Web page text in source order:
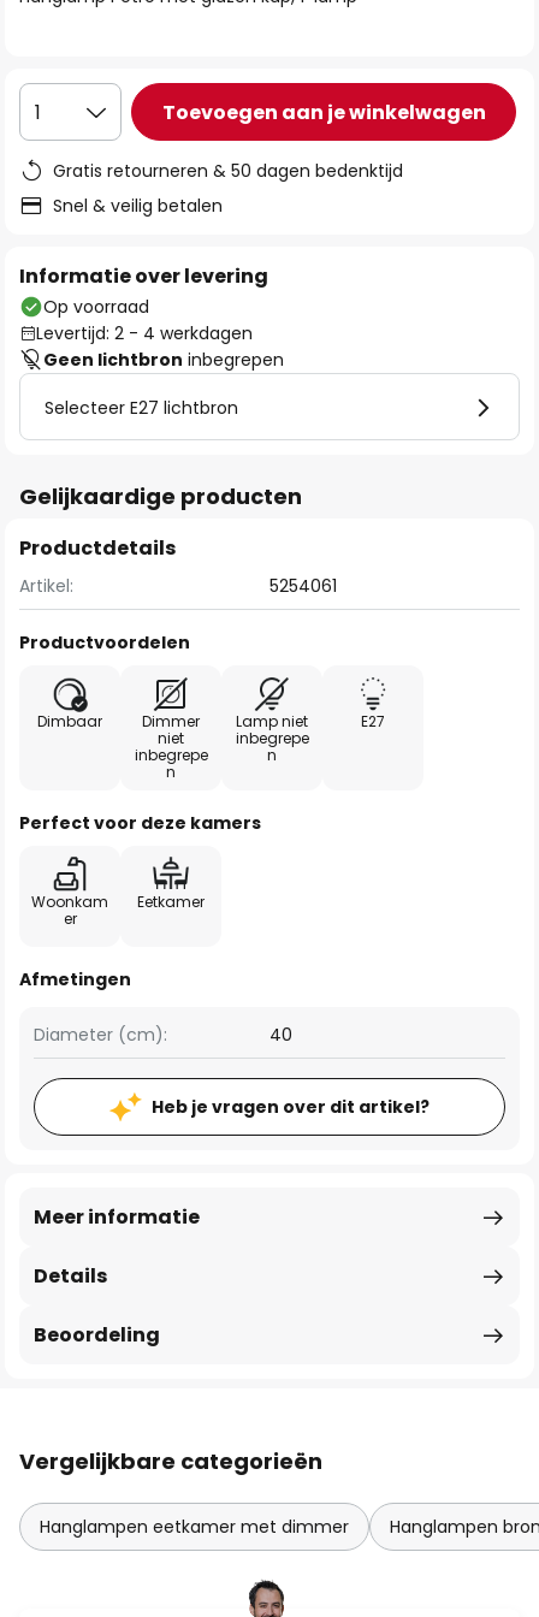
1 Toevoegen aan je winkelwagen
Gratis retourneren & 50 dagen bedenktijd
Snel & veilig betalen
Informatie over levering
Op voorraad
Levertijd: 2 - 4 werkdagen
Geen lichtbron inbegrepen
Selecteer E27 lichtbron
Gelijkaardige producten
Productdetails
Artikel: 5254061
Productvoordelen
Dimbaar
Dimmer
niet
inbegrepe
n
Lamp niet
inbegrepe
n
E27
Perfect voor deze kamers
Woonkam
er
Eetkamer
Afmetingen
Diameter (cm): 40
Heb je vragen over dit artikel?
Details
Meer informatie
Beoordeling
Vergelijkbare categorieën
Hanglampen eetkamer met dimmer Hanglampen